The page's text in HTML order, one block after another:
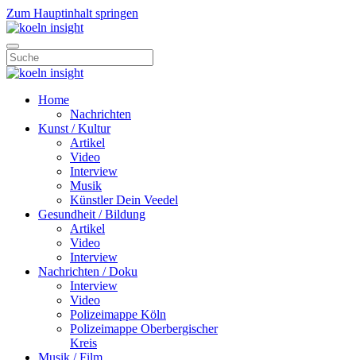
Zum Hauptinhalt springen
Home
Nachrichten
Kunst / Kultur
Artikel
Video
Interview
Musik
Künstler Dein Veedel
Gesundheit / Bildung
Artikel
Video
Interview
Nachrichten / Doku
Interview
Video
Polizeimappe Köln
Polizeimappe Oberbergischer
Kreis
Musik / Film